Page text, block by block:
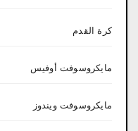
كرة القدم
مايكروسوفت أوفيس
مايكروسوفت ويندوز